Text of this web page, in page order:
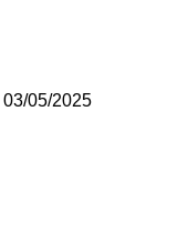
03/05/2025